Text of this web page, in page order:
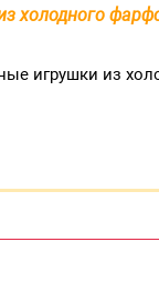
холодного
игрушки из